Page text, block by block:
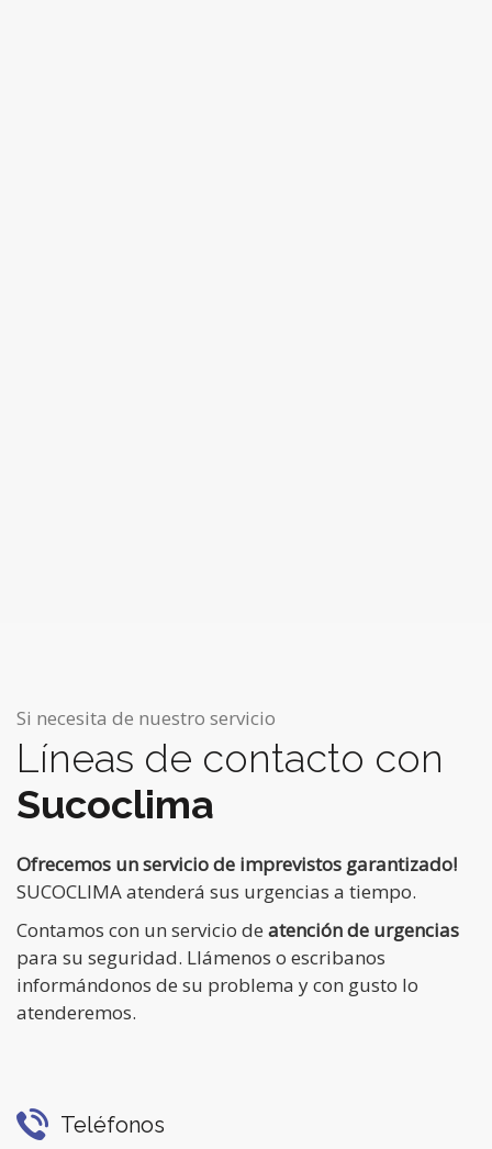
Si necesita de nuestro servicio
Líneas de contacto con
Sucoclima
Ofrecemos un servicio de imprevistos garantizado!
SUCOCLIMA atenderá sus urgencias a tiempo.
Contamos con un servicio de atención de urgencias
para su seguridad. Llámenos o escribanos
informándonos de su problema y con gusto lo
atenderemos.
Teléfonos